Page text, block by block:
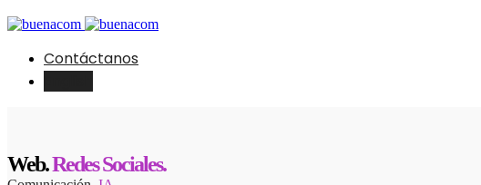
Contáctanos
Web.Redes Sociales.